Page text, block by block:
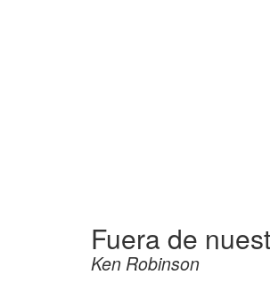
Fuera de
Ken Robinson